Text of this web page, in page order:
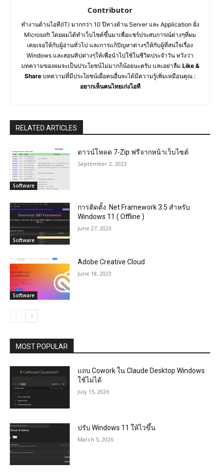
Contributor
ทำงานด้านไอที(IT) มากกว่า 10 ปีทางด้าน Server และ Application ฝั่ง
Microsoft โดยผมได้ทำเว็บไซต์ขึ้นมาเพื่อแชร์ประสบการณ์ต่างๆที่ผม
เคยเจอให้กับผู้อ่านทั่วไป และการแก้ปัญหาต่างๆให้กับผู้ที่สนใจเรื่อง
Windows และสอนทิปต่างๆให้เพื่อนำไปใช้ในชีวิตประจำวัน หวังว่า
บทความของผมจะเป็นประโยชน์ไม่มากก็น้อยนะครับ และอย่าลืม Like &
Share บทความที่มีประโยชน์เผื่อคนอื่นจะได้มีความรู้เพิ่มเหมือนคุณ :
อยากเห็นคนไทยเก่งไอที
RELATED ARTICLES
Software
ดาวน์โหลด 7-Zip ฟรีจากหน้าเว็บไซต์
September 2, 2023
Software
การติดตั้ง .Net Framework 3.5 สำหรับ
Windows 11 ( Offline )
June 27, 2023
Software
Adobe Creative Cloud
June 18, 2023
MOST POPULAR
แถบ Cowork ใน Claude Desktop Windows
ใช้ไม่ได้
July 15, 2026
ปรับ Windows 11 ให้ไวขึ้น
March 5, 2026